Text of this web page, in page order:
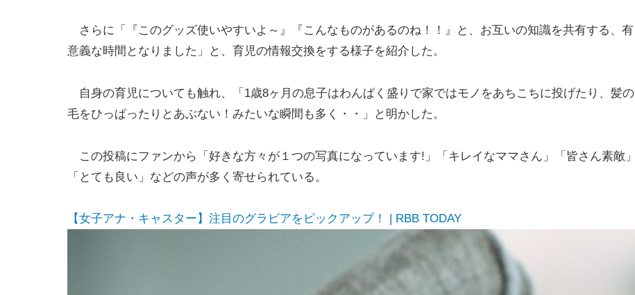
さらに「『このグッズ使いやすいよ～』『こんなものがあるのね！！』と、お互いの知識を共有する、有
意義な時間となりました」と、育児の情報交換をする様子を紹介した。
自身の育児についても触れ、「1歳8ヶ月の息子はわんぱく盛りで家ではモノをあちこちに投げたり、髪の
毛をひっぱったりとあぶない！みたいな瞬間も多く・・」と明かした。
この投稿にファンから「好きな方々が１つの写真になっています!」「キレイなママさん」「皆さん素敵」
「とても良い」などの声が多く寄せられている。
【女子アナ・キャスター】注目のグラビアをピックアップ！ | RBB TODAY